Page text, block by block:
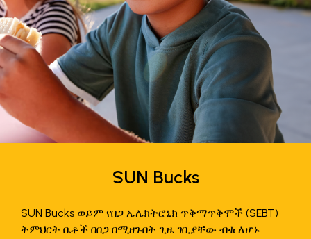
SUN Bucks
SUN Bucks ወይም የበጋ ኤሌክትሮኒክ ጥቅማጥቅሞች (SEBT)
ትምህርት ቤቶች በበጋ በሚዘጉበት ጊዜ ገቢያቸው ብቁ ለሆኑ